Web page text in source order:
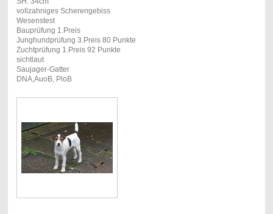
vollzahniges Scherengebiss
Wesenstest
Bauprüfung 1.Preis
Junghundprüfung 3.Preis 80 Punkte
Zuchtprüfung 1.Preis 92 Punkte
sichtlaut
Saujager-Gatter
DNA,AuoB, PloB